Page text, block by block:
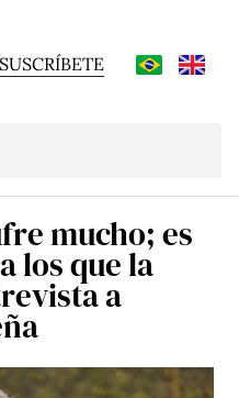
SUSCRÍBETE
mucho; es
los que la
a